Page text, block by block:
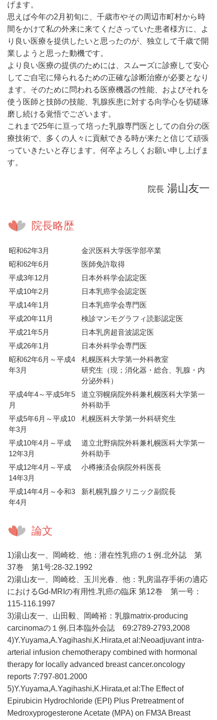
げます。
思えば今年の2月初旬に、千歳市やその周辺市町村から時
間をかけて私の外来に来てくださっていた患者様方に、よ
り良い医療を提供したいと思ったのが、独立して千歳で開
業しようと思った動機です。
より良い医療の提供のためには、スムーズに診療して安心
してご自宅に帰られるための正確な診断治療が必要となり
ます。そのために問われる医療機器の性能、およびそれを
使う医師と技師の技能、乳腺疾患に対する向学心を切磋琢
磨し続ける覚悟でございます。
これまで25年に亘って培った乳腺専門医としての自分の医
療技術で、多くの人々に貢献できる時が来たと信じて頑張
っていきたいと存じます。何卒よろしくお願い申し上げま
す。
院長 湯山友一
院長略歴
昭和62年3月
金沢医科大学医学部卒業
昭和62年6月
医師免許取得
平成3年12月
日本外科学会認定医
平成10年2月
日本乳癌学会認定医
平成14年1月
日本乳癌学会専門医
平成20年11月
検診マンモグラフィ読影認定医
平成21年5月
日本乳房超音波認定医
平成26年1月
日本外科学会専門医
昭和62年6月～平成4
年3月
札幌医科大学第一外科教室
研究生（現；消化器・総合、乳腺・内
分泌外科）
平成4年4～平成5年5
月
道立羽幌病院外科兼札幌医科大学第一
外科助手
平成5年6月～平成10
年3月
札幌医科大学第一外科研究生
平成10年4月～平成
12年3月
道立北野病院外科兼札幌医科大学第一
外科助手
平成12年4月～平成
14年3月
小樽掖済会病院外科医長
平成14年4月～令和3
年4月
新札幌乳腺クリニック副院長
論文
1)湯山友一、岡崎稔、他：潜在性乳癌の１例.北外誌 第
37巻 第1号:28-32.1992
2)湯山友一、岡崎稔、玉川光春、他：乳房温存手術の適応
におけるGd-MRIの有用性.乳癌の臨床 第12巻 第一号：
115-116.1997
3)湯山友一、山田毅、岡崎裕：乳腺matrix-producing
carcinomaの１例.日本臨外会誌 69:2789-2793,2008
4)Y.Yuyama,A.Yagihashi,K.Hirata,et al:Neoadjuvant intra-
arterial infusion chemotherapy combined with hormonal
therapy for locally advanced breast cancer.oncology
reports 7:797-801.2000
5)Y.Yuyama,A.Yagihashi,K.Hirata,et al:The Effect of
Epirubicin Hydrochloride (EPI) Plus Pretreatment of
Medroxyprogesterone Acetate (MPA) on FM3A Breast